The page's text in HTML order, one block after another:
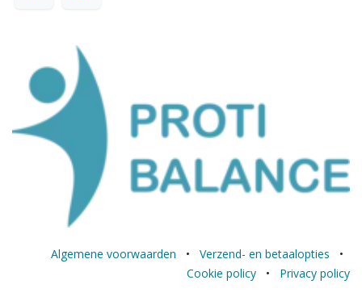
Algemene voorwaarden • Verzend- en betaalopties
•
Cookie policy
• Privacy policy